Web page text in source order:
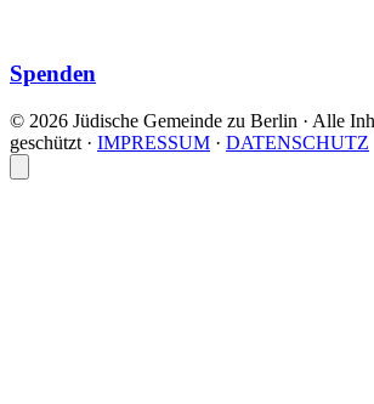
Spenden
© 2026 Jüdische Gemeinde zu Berlin · Alle
geschützt · IMPRESSUM · DATENSCHUTZ